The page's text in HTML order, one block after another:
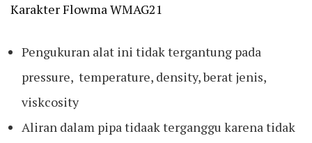
Karakter Flowma WMAG21
Pengukuran alat ini tidak tergantung pada
pressure, temperature, density, berat jenis,
viskcosity
Aliran dalam pipa tidaak terganggu karena tidak